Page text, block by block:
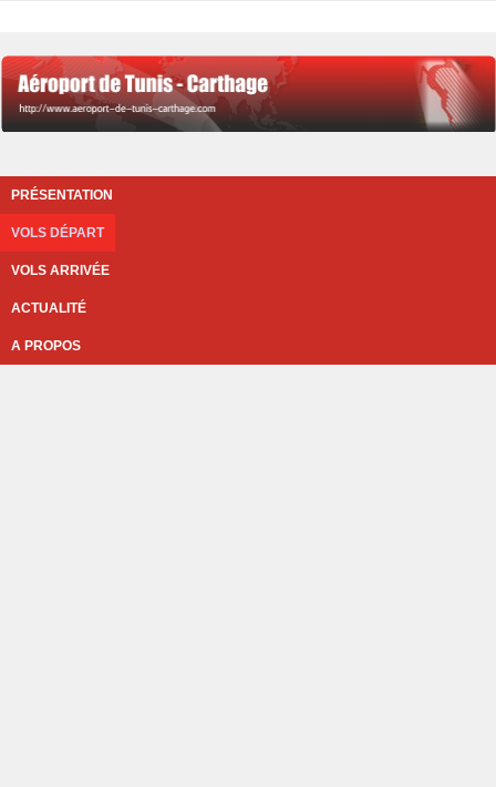
PRÉSENTATION
VOLS DÉPART
VOLS ARRIVÉE
ACTUALITÉ
A PROPOS